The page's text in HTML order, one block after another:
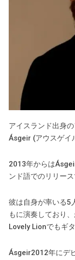
アイスランド出身
Ásgeir (アウスゲイ
2013年からは
ンド語でのリリー
彼は自身が率いる5
もに演奏しており
Lovely Lionでもギ
Ásgeir2012年にデ